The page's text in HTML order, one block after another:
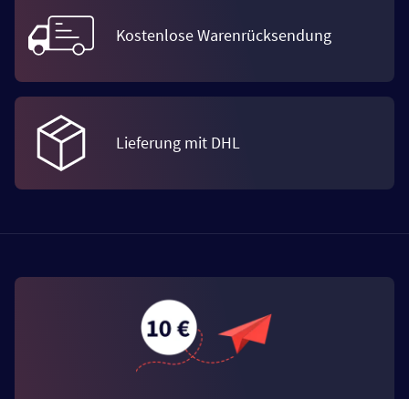
Kostenlose Warenrücksendung
Lieferung mit DHL